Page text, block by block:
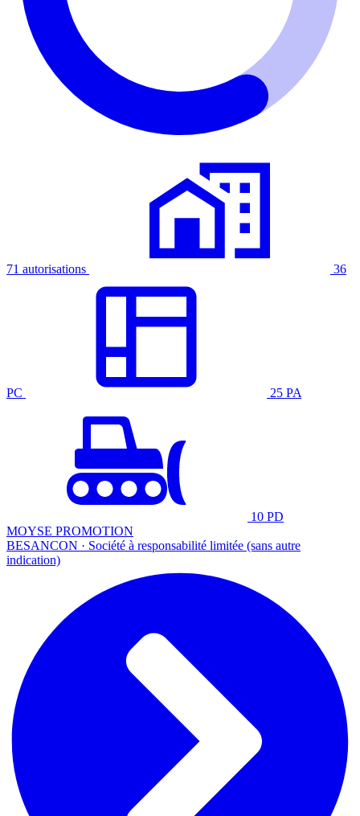
71 autorisations 36
PC 25 PA
10 PD
MOYSE PROMOTION
BESANCON · Société à responsabilité limitée (sans autre
indication)